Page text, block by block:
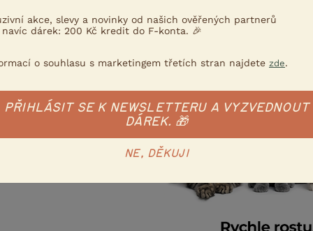
akce, slevy a novinky od našich ověřených partnerů
navíc dárek: 200 Kč kredit do F-konta. 🎉
o souhlasu s marketingem třetích stran najdete zde.
PŘIHLÁSIT SE K NEWSLETTERU A VYZVEDNOUT
DÁREK. 🎁
NE, DĚKUJI